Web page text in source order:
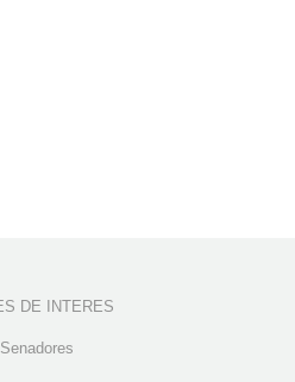
DE INTERES